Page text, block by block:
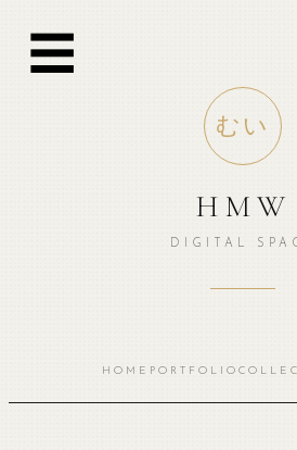
☰
むい
HMW
DIGITAL
HOME PORTFOLIO